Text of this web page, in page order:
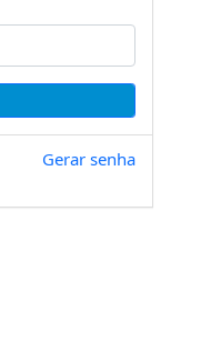
Gerar senha